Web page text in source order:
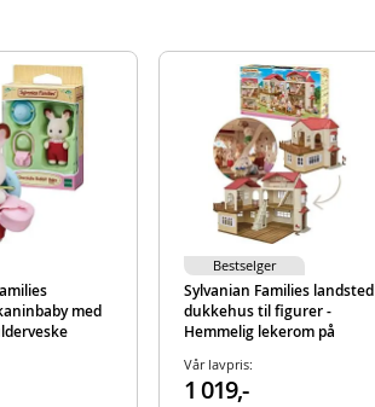
med
Sylvanian Families landsted
dukkehus til figurer -
Hemmelig lekerom på
Vår lavpris:
1 019,-
Bestselger